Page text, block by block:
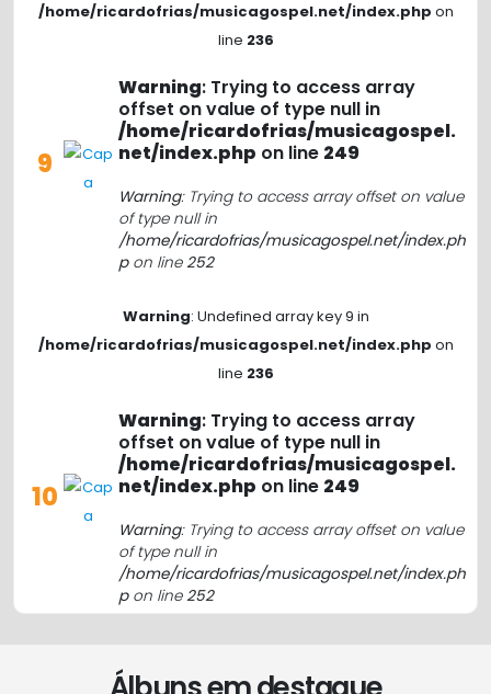
/home/ricardofrias/musicagospel.net/index.php on
line 236
9
Warning: Trying to access array
offset on value of type null in
/home/ricardofrias/musicagospel.
net/index.php on line 249
Warning: Trying to access array offset on value
of type null in
/home/ricardofrias/musicagospel.net/index.ph
pon line252
Warning: Undefined array key 9 in
/home/ricardofrias/musicagospel.net/index.php on
line 236
10
Warning: Trying to access array
offset on value of type null in
/home/ricardofrias/musicagospel.
net/index.php on line 249
Warning: Trying to access array offset on value
of type null in
/home/ricardofrias/musicagospel.net/index.ph
pon line252